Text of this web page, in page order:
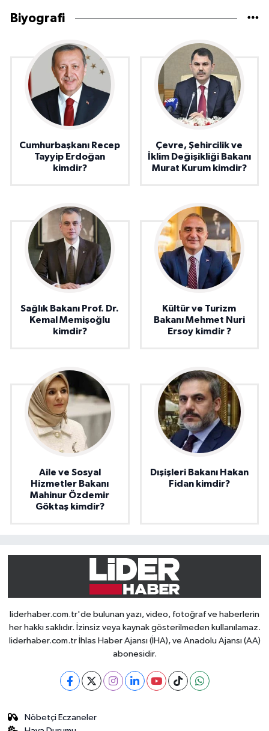
Biyografi
Cumhurbaşkanı Recep
Tayyip Erdoğan
kimdir?
Çevre, Şehircilik ve
İklim Değişikliği Bakanı
Murat Kurum kimdir?
Sağlık Bakanı Prof. Dr.
Kemal Memişoğlu
kimdir?
Kültür ve Turizm
Bakanı Mehmet Nuri
Ersoy kimdir ?
Aile ve Sosyal
Hizmetler Bakanı
Mahinur Özdemir
Göktaş kimdir?
Dışişleri Bakanı Hakan
Fidan kimdir?
liderhaber.com.tr'de bulunan yazı, video, fotoğraf ve haberlerin
her hakkı saklıdır. İzinsiz veya kaynak gösterilmeden kullanılamaz.
liderhaber.com.tr İhlas Haber Ajansı (İHA), ve Anadolu Ajansı (AA)
abonesidir.
Nöbetçi Eczaneler